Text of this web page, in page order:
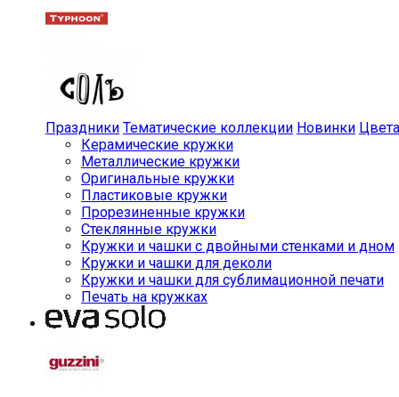
Праздники Тематические коллекции Новинки Цвета
Керамические кружки
Металлические кружки
Оригинальные кружки
Пластиковые кружки
Прорезиненные кружки
Стеклянные кружки
Кружки и чашки с двойными стенками и дном
Кружки и чашки для деколи
Кружки и чашки для сублимационной печати
Печать на кружках